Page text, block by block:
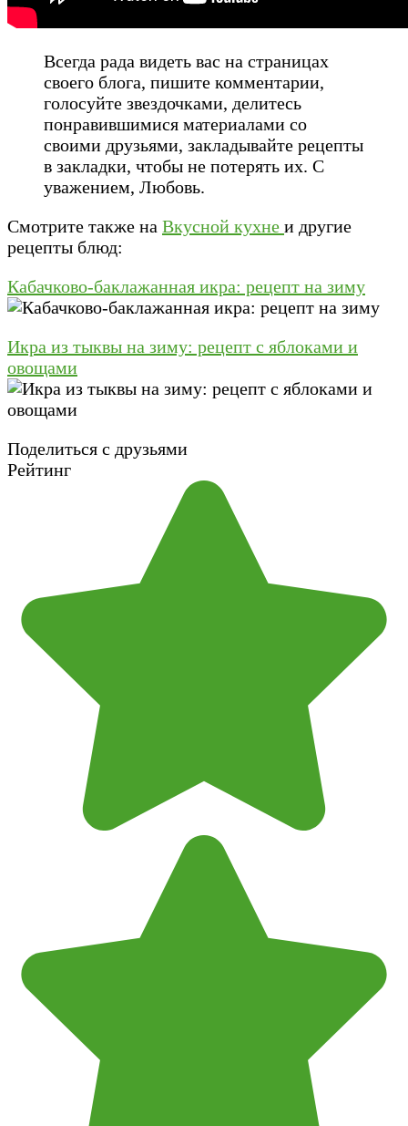
Всегда рада видеть вас на страницах
своего блога, пишите комментарии,
голосуйте звездочками, делитесь
понравившимися материалами со
своими друзьями, закладывайте рецепты
в закладки, чтобы не потерять их. С
уважением, Любовь.
Смотрите также на Вкусной кухне и другие
рецепты блюд:
Кабачково-баклажанная икра: рецепт на зиму
Икра из тыквы на зиму: рецепт с яблоками и
овощами
Поделиться с друзьями
Рейтинг